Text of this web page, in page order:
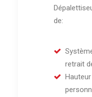
de:
retrait